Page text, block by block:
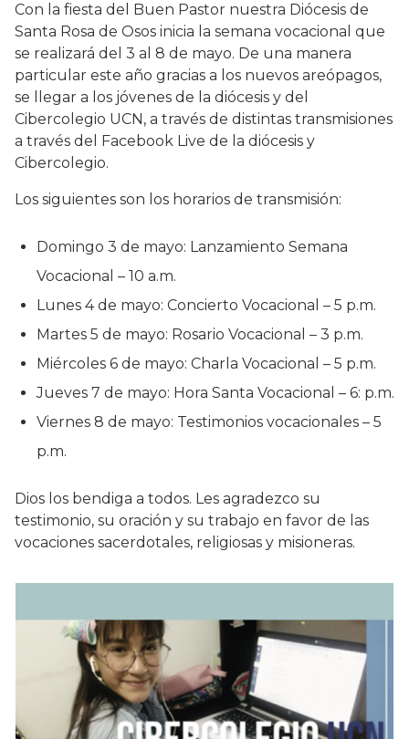
Con la fiesta del Buen Pastor nuestra Diócesis de
Santa Rosa de Osos inicia la semana vocacional que
se realizará del 3 al 8 de mayo. De una manera
particular este año gracias a los nuevos areópagos,
se llegar a los jóvenes de la diócesis y del
Cibercolegio UCN, a través de distintas transmisiones
a través del Facebook Live de la diócesis y
Cibercolegio.
Los siguientes son los horarios de transmisión:
Domingo 3 de mayo: Lanzamiento Semana
Vocacional – 10 a.m.
Lunes 4 de mayo: Concierto Vocacional – 5 p.m.
Martes 5 de mayo: Rosario Vocacional – 3 p.m.
Miércoles 6 de mayo: Charla Vocacional – 5 p.m.
Jueves 7 de mayo: Hora Santa Vocacional – 6: p.m.
Viernes 8 de mayo: Testimonios vocacionales – 5
p.m.
Dios los bendiga a todos. Les agradezco su
testimonio, su oración y su trabajo en favor de las
vocaciones sacerdotales, religiosas y misioneras.